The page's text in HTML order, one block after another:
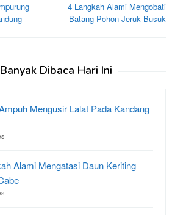
4 Langkah Alami Mengobati
Batang Pohon Jeruk Busuk
Dibaca Hari Ini
Mengusir Lalat Pada Kandang
Alami Mengatasi Daun Keriting